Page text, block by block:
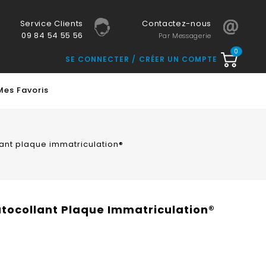
Service Clients
09 84 54 55 56
Contactez-nous
Par Messagerie
0
SE CONNECTER CRÉER UN COMPTE
Favoris
plaque immatriculation®
Plaque Immatriculation®